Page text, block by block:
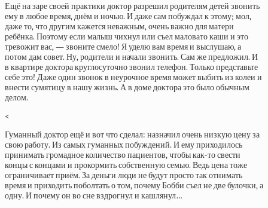
Ещё на заре своей практики доктор разрешил родителям детей звонить
ему в любое время, днём и ночью. И даже сам побуждал к этому; мол,
даже то, что другим кажется неважным, очень важно для матери
ребёнка. Поэтому если малыш чихнул или съел маловато каши и это
тревожит вас, — звоните смело! Я уделю вам время и выслушаю, а
потом дам совет. Ну, родители и начали звонить. Сам же предложил. И
в квартире доктора круглосуточно звонил телефон. Только представьте
себе это! Даже один звонок в неурочное время может выбить из колеи и
внести сумятицу в нашу жизнь. А в доме доктора это было обычным
делом.
<
Гуманный доктор ещё и вот что сделал: назначил очень низкую цену за
свою работу. Из самых гуманных побуждений. И ему приходилось
принимать громадное количество пациентов, чтобы как-то свести
концы с концами и прокормить собственную семью. Ведь цена тоже
ограничивает приём. За деньги люди не будут просто так отнимать
время и приходить поболтать о том, почему Бобби съел не две булочки, а
одну. И почему он во сне вздрогнул и кашлянул…